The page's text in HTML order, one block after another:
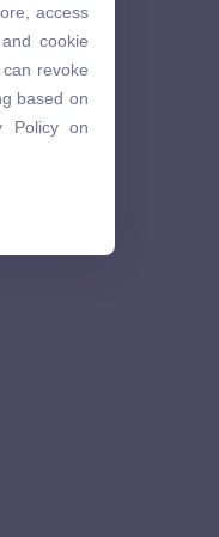
cookie
revoke
based on
on
access
cookie
revoke
based on
Policy on